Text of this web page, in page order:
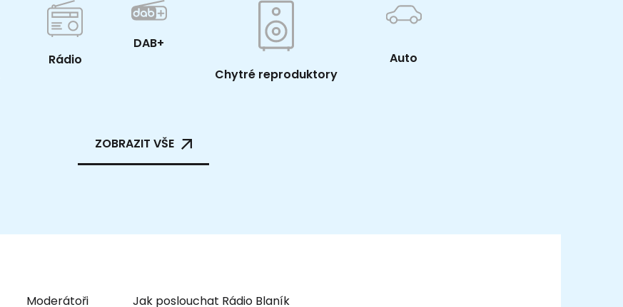
Rádio
DAB+
Chytré reproduktory
Auto
ZOBRAZIT VŠE
Moderátoři Jak poslouchat Rádio Blaník